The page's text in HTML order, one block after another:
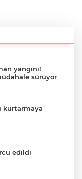
yangını!
sürüyor
kurtarmaya
edildi